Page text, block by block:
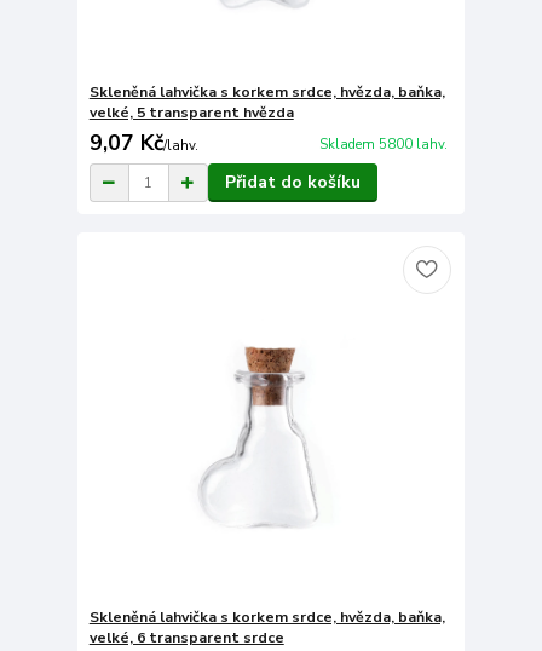
Skleněná lahvička s korkem srdce, hvězda, baňka,
velké, 5 transparent hvězda
9,07 Kč/lahv. Skladem 5800 lahv.
Přidat do košíku
Skleněná lahvička s korkem srdce, hvězda, baňka,
velké, 6 transparent srdce